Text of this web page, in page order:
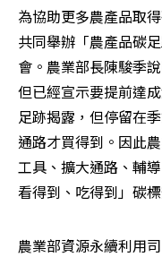
為協助更多農產品取
共同舉辦「農產品碳
會。農業部長陳駿季
但已經宣示要提前達
足跡揭露，但停留在
通路才買得到。因此
工具、擴大通路、輔
看得到、吃得到」碳
農業部資源永續利用